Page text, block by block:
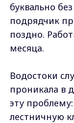
буквально
подрядчик
поздно.
месяца.
Водостоки
проникала в
эту
лестничную